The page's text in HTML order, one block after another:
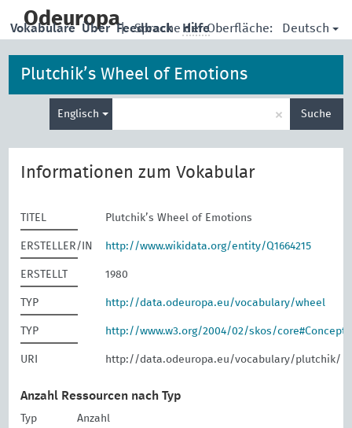
main
Odeuropa| Sprache der Oberfläche: Deutsch
Vokabulare Über Feedback Hilfe
Plutchik’s Wheel of Emotions
Englisch × Suche
Informationen zum Vokabular
TITEL Plutchik’s Wheel of Emotions
ERSTELLER/IN http://www.wikidata.org/entity/Q1664215
ERSTELLT 1980
TYP http://data.odeuropa.eu/vocabulary/wheel
TYP http://www.w3.org/2004/02/skos/
URI http://data.odeuropa.eu/vocabulary/plutchik/
Anzahl Ressourcen nach Typ
Typ
Anzahl